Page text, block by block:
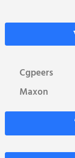
Cgpeers
Maxon